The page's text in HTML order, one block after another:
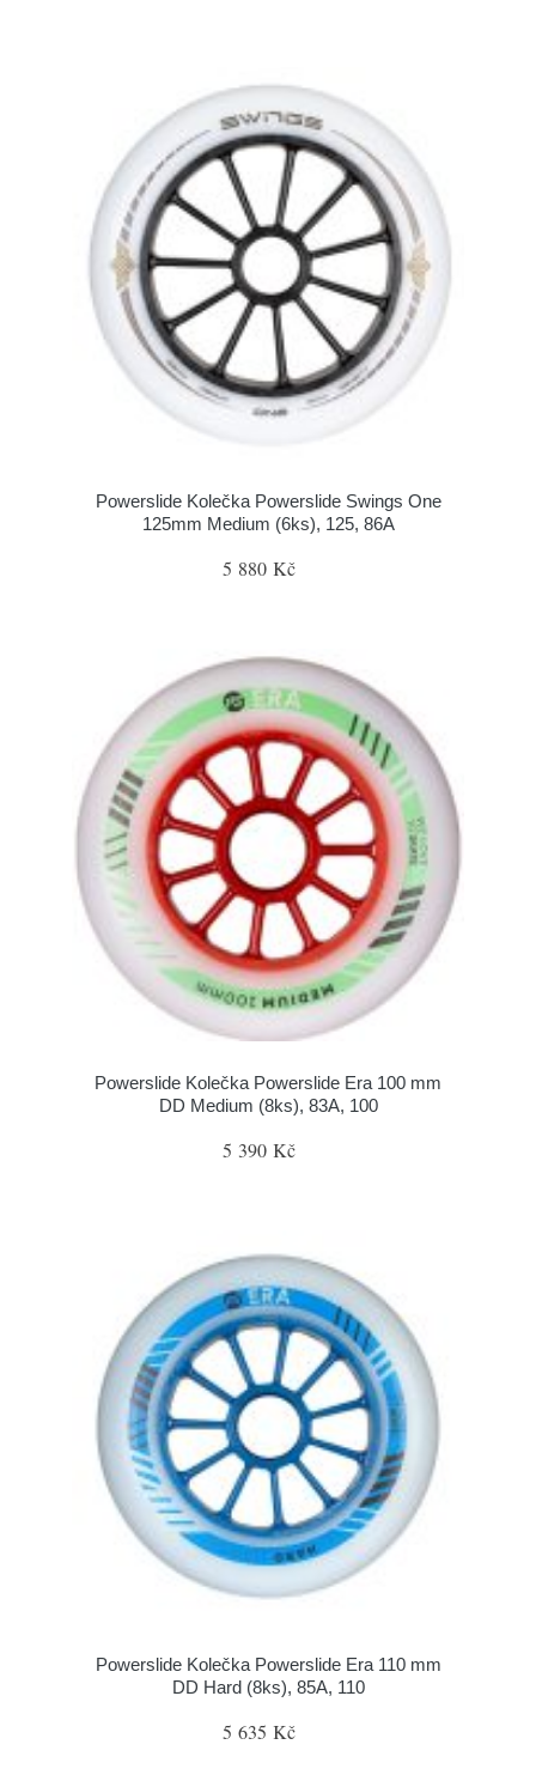
Powerslide Kolečka Powerslide Swings One
125mm Medium (6ks), 125, 86A
5 880 Kč
Powerslide Kolečka Powerslide Era 100 mm
DD Medium (8ks), 83A, 100
5 390 Kč
Powerslide Kolečka Powerslide Era 110 mm
DD Hard (8ks), 85A, 110
5 635 Kč